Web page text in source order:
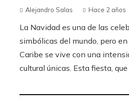
Alejandro Salas Hace 2 años
La Navidad es una de las
simbólicas del mundo, pero
Caribe se vive con una
cultural únicas. Esta fiesta, que